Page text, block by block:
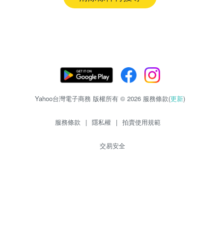
Yahoo台灣電子商務 版權所有 © 2026 服務條款(更新)
服務條款 | 隱私權 | 拍賣使用規範
交易安全